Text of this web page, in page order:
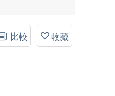
比較 收藏